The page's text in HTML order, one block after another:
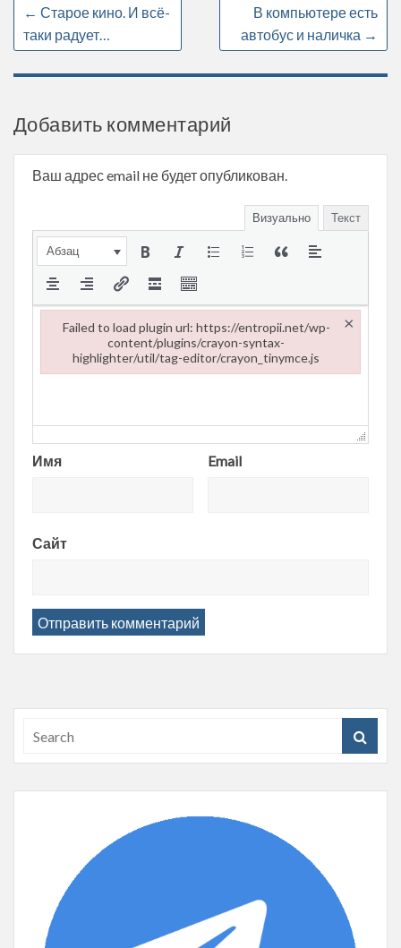
← Старое кино. И всё-
таки радует…
В компьютере есть
автобус и наличка →
Добавить комментарий
Ваш адрес email не будет опубликован.
Визуально Текст
Абзац
Имя Email
Сайт
Failed to load plugin url: https://entropii.net/wp-
content/plugins/crayon-syntax-
highlighter/util/tag-editor/crayon_tinymce.js
×
Failed to load plugin url: https://entropii.net/wp-content/